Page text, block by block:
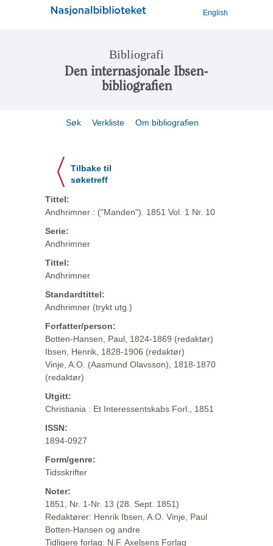
English
Bibliografi
Den internasjonale Ibsen-
bibliografien
Søk Verkliste Om bibliografien
Tilbake til
søketreff
Tittel:
Andhrimner : ("Manden"). 1851 Vol. 1 Nr. 10
Serie:
Andhrimner
Tittel:
Andhrimner
Standardtittel:
Andhrimner (trykt utg.)
Forfatter/person:
Botten-Hansen, Paul, 1824-1869 (redaktør)
Ibsen, Henrik, 1828-1906 (redaktør)
Vinje, A.O. (Aasmund Olavsson), 1818-1870
(redaktør)
Utgitt:
Christiania : Et Interessentskabs Forl., 1851
ISSN:
1894-0927
Form/genre:
Tidsskrifter
Noter:
1851, Nr. 1-Nr. 13 (28. Sept. 1851)
Redaktører: Henrik Ibsen, A.O. Vinje, Paul
Botten-Hansen og andre
Tidligere forlag: N.F. Axelsens Forlag